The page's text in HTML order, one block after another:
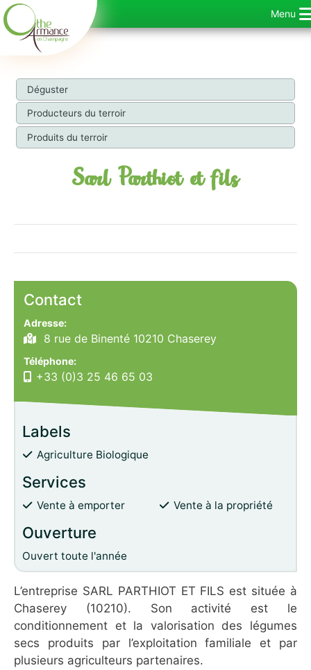
Aller
au
contenu
Menu
Déguster
Producteurs du terroir
Produits du terroir
Sarl Parthiot et fils
Contact
Adresse:
8 rue de Binenté 10210 Chaserey
Téléphone:
+33 (0)3 25 46 65 03
Labels
Agriculture Biologique
Services
Vente à emporter Vente à la propriété
Ouverture
Ouvert toute l'année
L’entreprise SARL PARTHIOT ET FILS est située à
Chaserey (10210). Son activité est le
conditionnement et la valorisation des légumes
secs produits par l’exploitation familiale et par
plusieurs agriculteurs partenaires.